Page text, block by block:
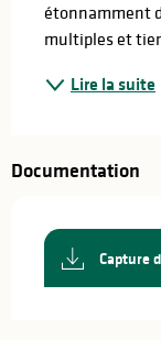
étonnamment
multiples et
Lire la suite
Documentation
Capture